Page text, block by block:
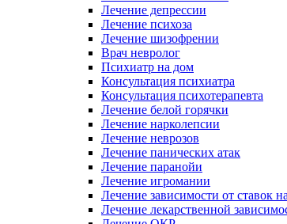
Лечение депрессии
Лечение психоза
Лечение шизофрении
Врач невролог
Психиатр на дом
Консультация психиатра
Консультация психотерапевта
Лечение белой горячки
Лечение нарколепсии
Лечение неврозов
Лечение панических атак
Лечение паранойи
Лечение игромании
Лечение зависимости от ставок
Лечение лекарственной